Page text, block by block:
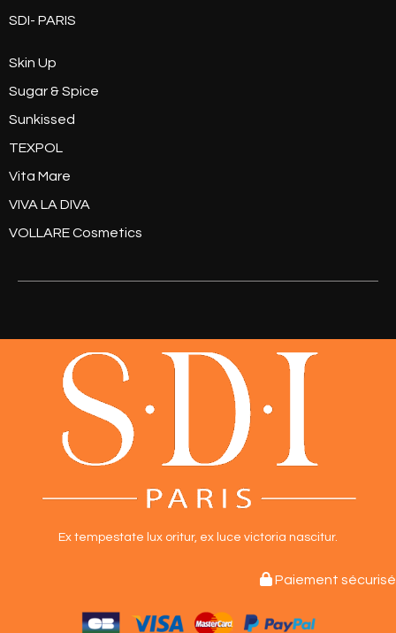
SDI- PARIS
Skin Up
Sugar & Spice
Sunkissed
TEXPOL
Vita Mare
VIVA LA DIVA
VOLLARE Cosmetics
Ex tempestate lux oritur, ex luce victoria nascitur.
Paiement sécurisé